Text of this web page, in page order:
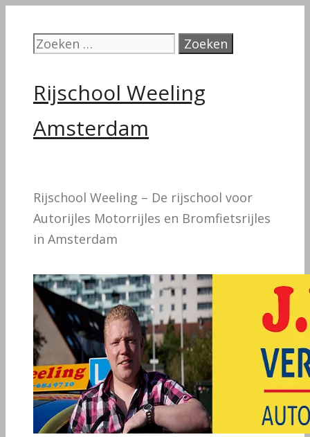
Zoek
Rijschool Weeling
Amsterdam
Rijschool Weeling – De rijschool voor
Autorijles Motorrijles en Bromfietsrijles
in Amsterdam